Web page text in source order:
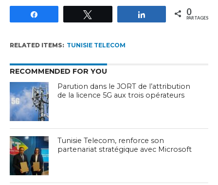
Partagez 0
PARTAGES
RELATED ITEMS: TUNISIE TELECOM
RECOMMENDED FOR YOU
Parution dans le JORT de l’attribution
de la licence 5G aux trois opérateurs
Tunisie Telecom, renforce son
partenariat stratégique avec Microsoft